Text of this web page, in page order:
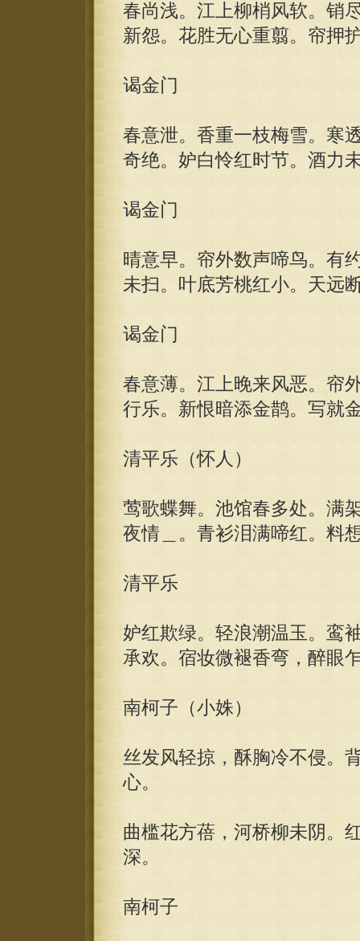
春尚浅。江上柳梢风软。销
新怨。花胜无心重翦。帘押
谒金门
春意泄。香重一枝梅雪。寒
奇绝。妒白怜红时节。酒力
谒金门
晴意早。帘外数声啼鸟。有
未扫。叶底芳桃红小。天远
谒金门
春意薄。江上晚来风恶。帘
行乐。新恨暗添金鹊。写就
清平乐（怀人）
莺歌蝶舞。池馆春多处。满
夜情＿。青衫泪满啼红。料
清平乐
妒红欺绿。轻浪潮温玉。鸾
承欢。宿妆微褪香弯，醉眼
南柯子（小姝）
丝发风轻掠，酥胸冷不侵。
心。
曲槛花方蓓，河桥柳未阴。
深。
南柯子